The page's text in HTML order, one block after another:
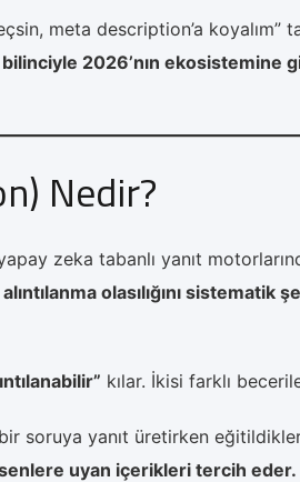
meta description’a koyalım”
2026’nın ekosistemine
Nedir?
zeka tabanlı yanıt
olasılığını sistematik
kılar. İkisi farklı
soruya yanıt üretirken
uyan içerikleri tercih eder.